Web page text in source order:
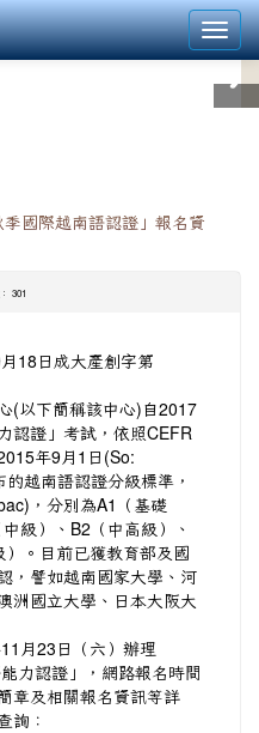
國際越南語認證」報名資
301
18日成大產創字第
(以下簡稱該中心)自2017
認證」考試，依照CEFR
年9月1日(So:
越南語認證分級標準，
，分別為A1（基礎
級）、B2（中高級）、
。目前已獲教育部及國
，譬如越南國家大學、河
洲國立大學、日本大阪大
月23日（六）辦理
力認證」，網路報名時間
章及相關報名資訊等詳
詢：